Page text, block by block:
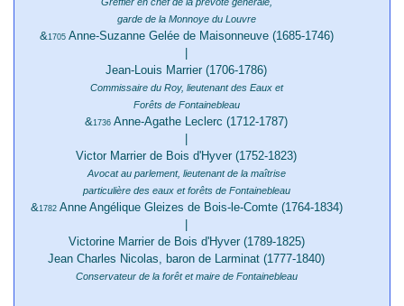
garde de la Monnoye du Louvre
&1705Anne-Suzanne Gelée de Maisonneuve (1685-1746)
Jean-Louis Marrier (1706-1786)
Commissaire du Roy, lieutenant des Eaux et
Forêts de Fontainebleau
&1736 Anne-Agathe Leclerc (1712-1787)
Victor Marrier de Bois d'Hyver (1752-1823)
Avocat au parlement, lieutenant de la maîtrise
particulière des eaux et forêts de Fontainebleau
&1782Anne Angélique Gleizes de Bois-le-Comte (1764-1834)
Victorine Marrier de Bois d'Hyver (1789-1825)
Jean Charles Nicolas, baron de Larminat (1777-1840)
Conservateur de la forêt et maire de Fontainebleau